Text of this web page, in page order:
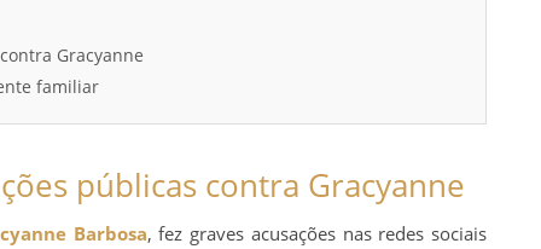
Gracyanne
familiar
públicas contra Gracyanne
Barbosa, fez graves acusações nas redes sociais